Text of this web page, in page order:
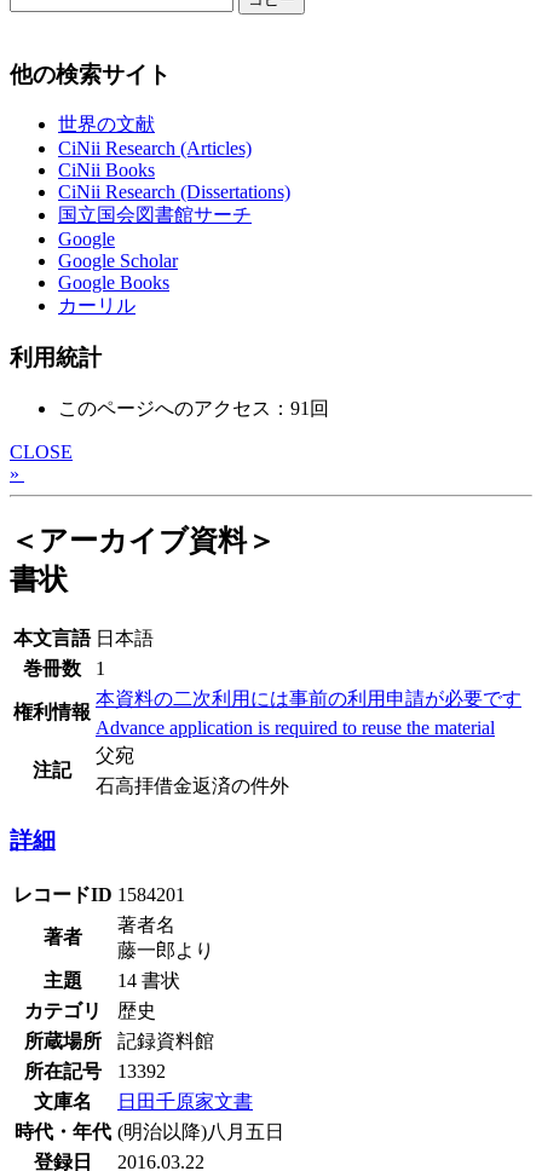
他の検索サイト
世界の文献
CiNii Research (Articles)
CiNii Books
CiNii Research (Dissertations)
国立国会図書館サーチ
Google
Google Scholar
Google Books
カーリル
利用統計
このページへのアクセス：91回
CLOSE
»
＜アーカイブ資料＞
書状
本文言語 日本語
巻冊数
1
権利情報
本資料の二次利用には事前の利用申請が必要です
Advance application is required to reuse the material
注記
父宛
石高拝借金返済の件外
詳細
レコードID 1584201
著者
著者名
藤一郎より
主題
14 書状
カテゴリ
歴史
所蔵場所
記録資料館
所在記号
13392
文庫名
日田千原家文書
時代・年代 (明治以降)八月五日
登録日
2016.03.22